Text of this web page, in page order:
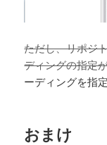
ただし、リポジ
ディングの指定
ーディングを指
おまけ